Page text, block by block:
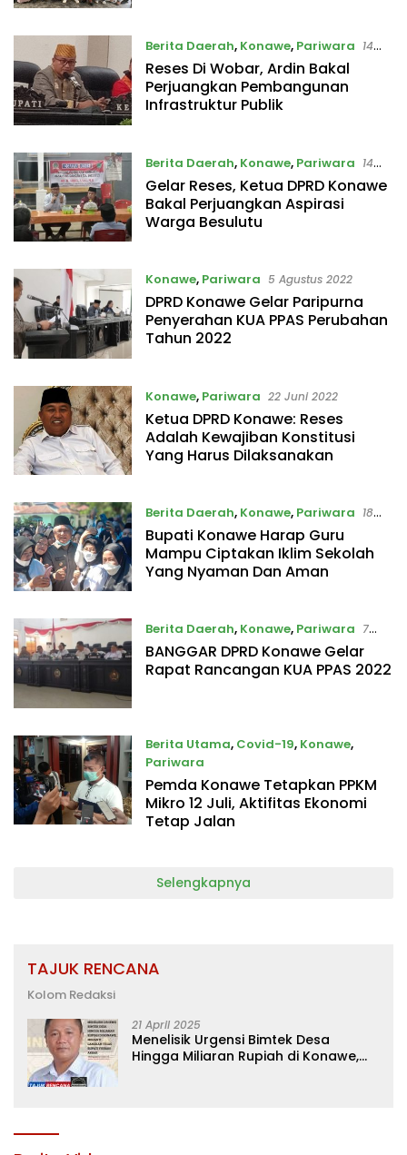
Berita Daerah, Konawe, Pariwara 14
September 2022
Reses Di Wobar, Ardin Bakal
Perjuangkan Pembangunan
Infrastruktur Publik
Berita Daerah, Konawe, Pariwara 14
September 2022
Gelar Reses, Ketua DPRD Konawe
Bakal Perjuangkan Aspirasi
Warga Besulutu
Konawe, Pariwara 5 Agustus 2022
DPRD Konawe Gelar Paripurna
Penyerahan KUA PPAS Perubahan
Tahun 2022
Konawe, Pariwara 22 Juni 2022
Ketua DPRD Konawe: Reses
Adalah Kewajiban Konstitusi
Yang Harus Dilaksanakan
Berita Daerah, Konawe, Pariwara 18
April 2022
Bupati Konawe Harap Guru
Mampu Ciptakan Iklim Sekolah
Yang Nyaman Dan Aman
Berita Daerah, Konawe, Pariwara 7
Oktober 2021
BANGGAR DPRD Konawe Gelar
Rapat Rancangan KUA PPAS 2022
Berita Utama, Covid-19, Konawe,
Pariwara
9 Juli 2021
Pemda Konawe Tetapkan PPKM
Mikro 12 Juli, Aktifitas Ekonomi
Tetap Jalan
Selengkapnya
TAJUK RENCANA
Kolom Redaksi
21 April 2025
Menelisik Urgensi Bimtek Desa
Hingga Miliaran Rupiah di Konawe,